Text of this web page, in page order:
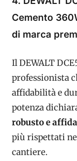
Cemento
di marca
Il DEWALT
professionista
affidabilità e
potenza
robusto e
più rispettati
cantiere.